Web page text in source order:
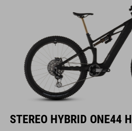
STEREO HYBRID ONE44